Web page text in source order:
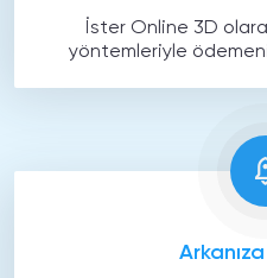
İster Online 3D
yöntemleriyle